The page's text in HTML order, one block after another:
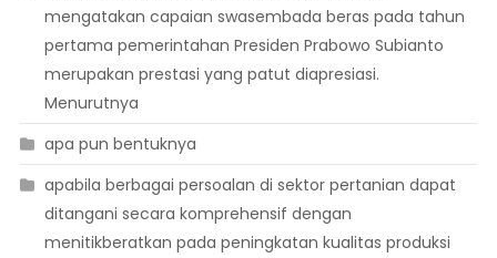
mengatakan capaian swasembada beras pada tahun
pertama pemerintahan Presiden Prabowo Subianto
merupakan prestasi yang patut diapresiasi.
Menurutnya
apa pun bentuknya
apabila berbagai persoalan di sektor pertanian dapat
ditangani secara komprehensif dengan
menitikberatkan pada peningkatan kualitas produksi